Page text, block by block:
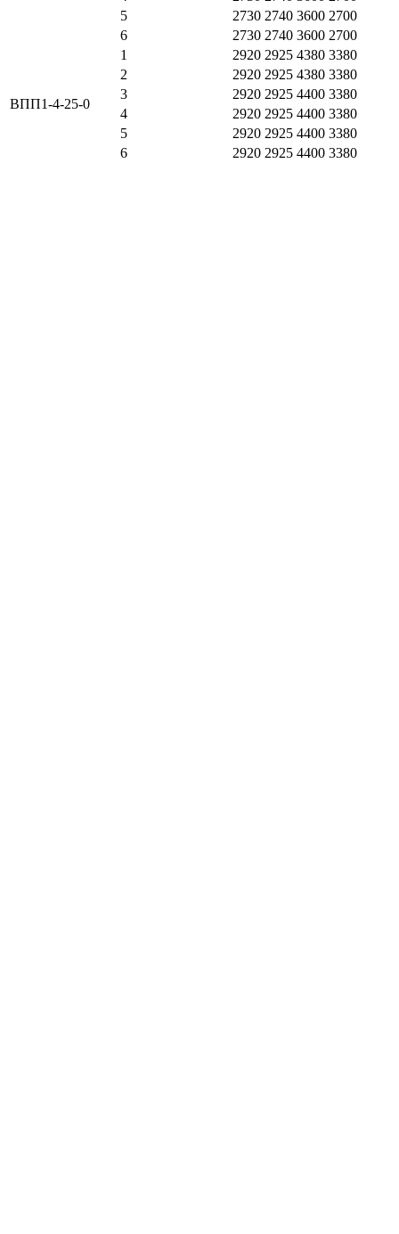
5
2730 2740 3600 2700
6
2730 2740 3600 2700
ВПП1-4-25-0
1 2920 2925 4380 3380
2
2920 2925 4380 3380
3
2920 2925 4400 3380
4
2920 2925 4400 3380
5
2920 2925 4400 3380
6
2920 2925 4400 3380